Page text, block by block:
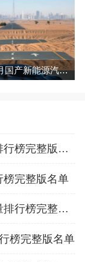
2023年10月国产新能源汽车销量排行榜名单及指导价(零售量
2019年8月国产紧凑型车销量排行榜完整版名单
榜完整版名单
2023年9月国产新能源汽车销量排行榜完整版名单(出口量
榜完整版名单